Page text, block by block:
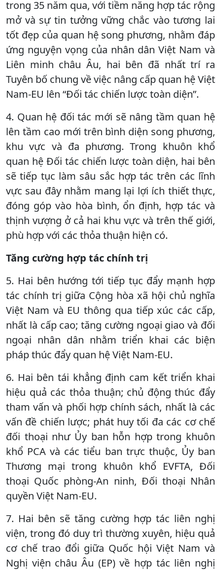
trong 35 năm qua, với tiềm năng hợp tác rộng
mở và sự tin tưởng vững chắc vào tương lai
tốt đẹp của quan hệ song phương, nhằm đáp
ứng nguyện vọng của nhân dân Việt Nam và
Liên minh châu Âu, hai bên đã nhất trí ra
Tuyên bố chung về việc nâng cấp quan hệ Việt
Nam-EU lên “Đối tác chiến lược toàn diện”.
4. Quan hệ đối tác mới sẽ nâng tầm quan hệ
lên tầm cao mới trên bình diện song phương,
khu vực và đa phương. Trong khuôn khổ
quan hệ Đối tác chiến lược toàn diện, hai bên
sẽ tiếp tục làm sâu sắc hợp tác trên các lĩnh
vực sau đây nhằm mang lại lợi ích thiết thực,
đóng góp vào hòa bình, ổn định, hợp tác và
thịnh vượng ở cả hai khu vực và trên thế giới,
phù hợp với các thỏa thuận hiện có.
Tăng cường hợp tác chính trị
5. Hai bên hướng tới tiếp tục đẩy mạnh hợp
tác chính trị giữa Cộng hòa xã hội chủ nghĩa
Việt Nam và EU thông qua tiếp xúc các cấp,
nhất là cấp cao; tăng cường ngoại giao và đối
ngoại nhân dân nhằm triển khai các biện
pháp thúc đẩy quan hệ Việt Nam-EU.
6. Hai bên tái khẳng định cam kết triển khai
hiệu quả các thỏa thuận; chủ động thúc đẩy
tham vấn và phối hợp chính sách, nhất là các
vấn đề chiến lược; phát huy tối đa các cơ chế
đối thoại như Ủy ban hỗn hợp trong khuôn
khổ PCA và các tiểu ban trực thuộc, Ủy ban
Thương mại trong khuôn khổ EVFTA, Đối
thoại Quốc phòng-An ninh, Đối thoại Nhân
quyền Việt Nam-EU.
7. Hai bên sẽ tăng cường hợp tác liên nghị
viện, trong đó duy trì thường xuyên, hiệu quả
cơ chế trao đổi giữa Quốc hội Việt Nam và
Nghị viện châu Âu (EP) về hợp tác liên nghị